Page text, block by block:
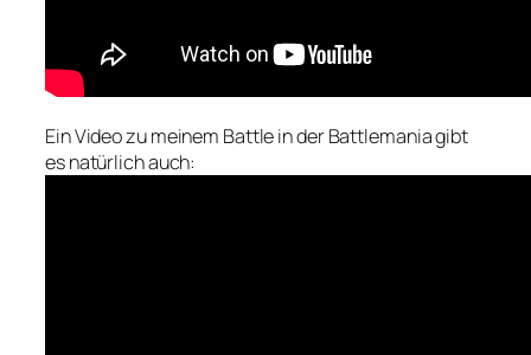
Ein Video zu meinem Battle in der Battlemania gibt
es natürlich auch: